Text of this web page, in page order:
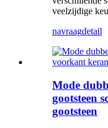
veelzijdige
navraagdetail
Mode
gootsteen
gootsteen